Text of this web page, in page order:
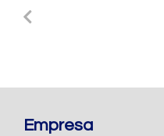
Empresa